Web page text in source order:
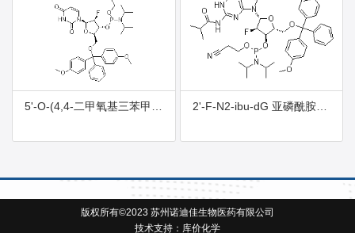
2'-F-N2-ibu-dG 亚磷酰胺单体
版权所有©2023 苏州诺迪佳生物医药有限公司
技术支持： 库价化学